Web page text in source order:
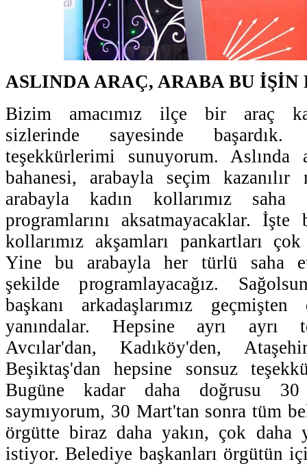
ASLINDA ARAÇ, ARABA BU İŞİN
Bizim amacımız ilçe bir araç
sizlerinde sayesinde
teşekkürlerimi sunuyorum.
bahanesi, arabayla seçim
arabayla kadın kollarımız saha
programlarını aksatmayacaklar.
kollarımız akşamları pankartları
Yine bu arabayla her türlü saha
şekilde programlayacağız.
başkanı arkadaşlarımız
yanındalar. Hepsine ayrı ayrı
Avcılar'dan, Kadıköy'den,
Beşiktaş'dan hepsine sonsuz
Bugüne kadar daha doğrusu
saymıyorum, 30 Mart'tan sonra tüm
örgütte biraz daha yakın, çok daha
istiyor. Belediye başkanları örgütün